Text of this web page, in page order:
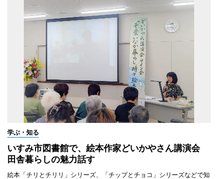
学ぶ・知る
いすみ市図書館で、絵本作家どいかやさん講演会
田舎暮らしの魅力話す
絵本「チリとチリリ」シリーズ、「チップとチョコ」シリーズなどで知